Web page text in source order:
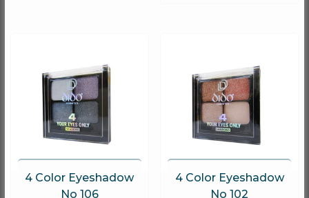
4 Color Eyeshadow
No 106
4 Color Eyeshadow
No 102